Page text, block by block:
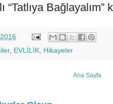
“Tatlıya Bağlayalım”
, EVLİLİK Hikayeler
Ana Sayfa